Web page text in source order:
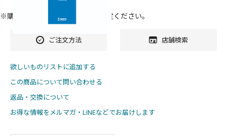
※購入数は に入れた後ご指定ください。
ご注文方法 店舗検索
欲しいものリストに追加する
この商品について問い合わせる
返品・交換について
お得な情報をメルマガ・LINEなどでお届けします